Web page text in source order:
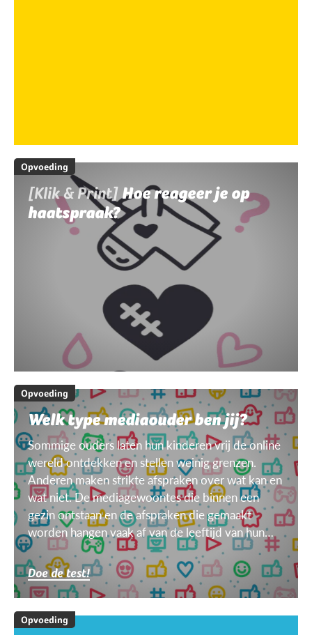
Opvoeding
[Klik & Print]Hoe reageer je op
haatspraak?
Opvoeding
Welk type mediaouder ben jij?
Sommige ouders laten hun kinderen vrij de online
wereld ontdekken en stellen weinig grenzen.
Anderen maken strikte afspraken over wat kan en
wat niet. De mediagewoontes die binnen een
gezin ontstaan en de afspraken die gemaakt
worden hangen vaak af van de leeftijd van hun
kinderen, van het doel, het toestel, het weer ...
Doe de test!
Opvoeding